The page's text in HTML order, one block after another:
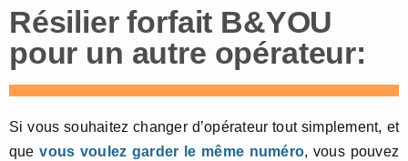
Résilier forfait B&YOU
pour un autre opérateur:
Si vous souhaitez changer d’opérateur tout simplement, et
quevous voulez garder le même numéro, vous pouvez